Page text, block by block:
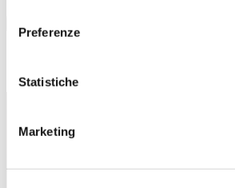
Preferenze
Statistiche
Marketing